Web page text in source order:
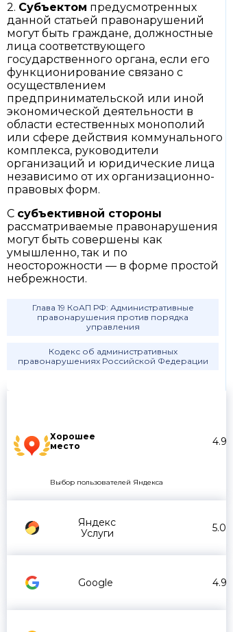
Хорошее
место
4.9
Выбор пользователей Яндекса
Яндекс
Услуги
5.0
Google 4.9
2. Субъектом предусмотренных
данной статьей правонарушений
могут быть граждане, должностные
лица соответствующего
государственного органа, если его
функционирование связано с
осуществлением
предпринимательской или иной
экономической деятельности в
области естественных монополий
или сфере действия коммунального
комплекса, руководители
организаций и юридические лица
независимо от их организационно-
правовых форм.
С субъективной стороны
рассматриваемые правонарушения
могут быть совершены как
умышленно, так и по
неосторожности — в форме простой
небрежности.
Глава 19 КоАП РФ: Административные
правонарушения против порядка
управления
Кодекс об административных
правонарушениях Российской Федерации